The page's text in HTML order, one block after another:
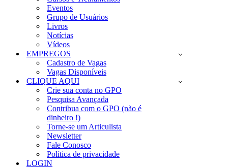
Eventos
Grupo de Usuários
Livros
Notícias
Vídeos
EMPREGOS
Cadastro de Vagas
Vagas Disponíveis
CLIQUE AQUI
Crie sua conta no GPO
Pesquisa Avançada
Contribua com o GPO (não é
dinheiro !)
Torne-se um Articulista
Newsletter
Fale Conosco
Política de privacidade
LOGIN